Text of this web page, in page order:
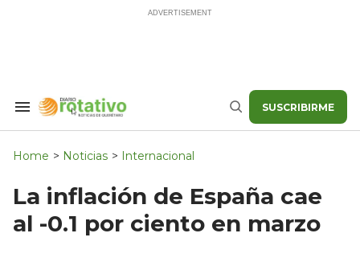
Search
Navigation
Buscar SUSCRIBIRME
Home > Noticias > Internacional
La inflación de España cae
al -0.1 por ciento en marzo